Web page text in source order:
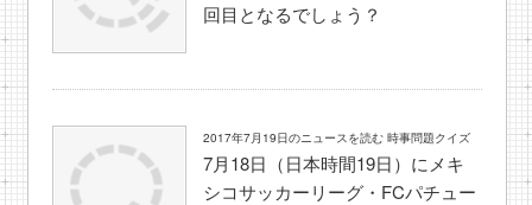
回目となるでしょう？
2017年7月19日のニュースを読む 時事問題クイズ
7月18日（日本時間19日）にメキ
シコサッカーリーグ・FCパチュー